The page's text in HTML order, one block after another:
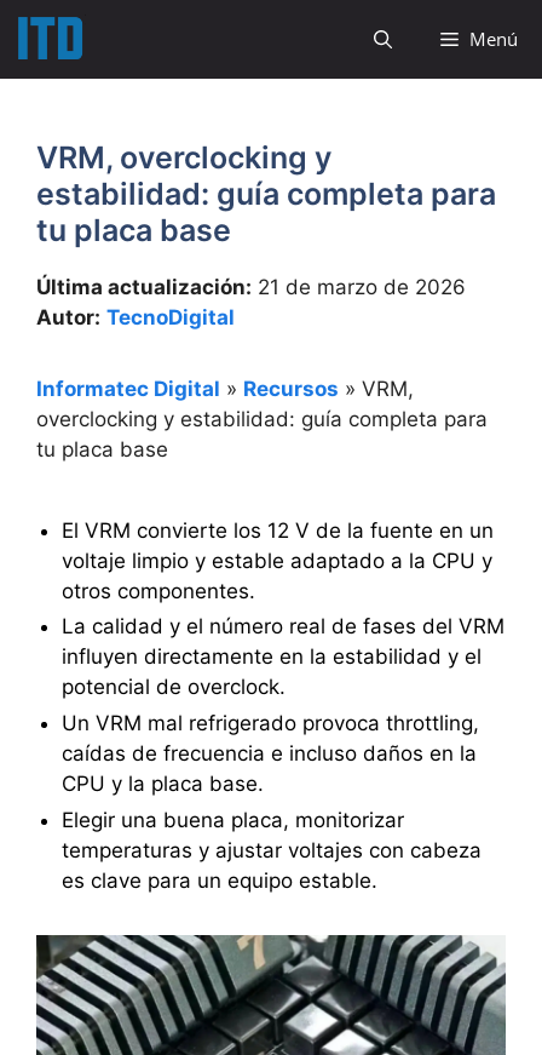
Saltar
contenido
Menú
VRM, overclocking y
estabilidad: guía completa para
tu placa base
Última actualización: 21 de marzo de 2026
Autor: TecnoDigital
Informatec Digital » Recursos » VRM,
overclocking y estabilidad: guía completa para
tu placa base
El VRM convierte los 12 V de la fuente en un
voltaje limpio y estable adaptado a la CPU y
otros componentes.
La calidad y el número real de fases del VRM
influyen directamente en la estabilidad y el
potencial de overclock.
Un VRM mal refrigerado provoca throttling,
caídas de frecuencia e incluso daños en la
CPU y la placa base.
Elegir una buena placa, monitorizar
temperaturas y ajustar voltajes con cabeza
es clave para un equipo estable.